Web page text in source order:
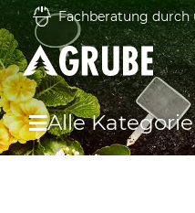
Fachberatung durch
Alle